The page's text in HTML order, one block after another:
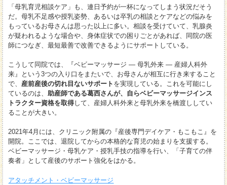
「母乳育児相談ケア」も、連日予約が一杯になってしまう状況だそう
だ。母乳不足感や授乳姿勢、あるいは卒乳の相談とケアなどの悩みを
もっているお母さんは思った以上に多い。相談を受けていて、乳腺炎
が疑われるような場合や、身体症状での困りごとがあれば、同院の医
師につなぎ、最短最善で改善できるようにサポートしている。
こうして同院では、『ベビーマッサージ ― 母乳外来 ― 産婦人科外
来』という3つの入り口をまたいで、お母さんが相互に行き来すること
で、産前産後の切れ目ないサポート を実現している。これを可能にし
ているのは、助産師である葛西さんが、自らベビーマッサージインス
トラクター資格を取得して、産婦人科外来と母乳外来を橋渡ししてい
ることが大きい。
2021年4月には、クリニック附属の『産後専門デイケア・もこもこ』を
開院。ここでは、退院してからの本格的な育児の始まりを支援する。
ベビーマッサージ・母乳ケア・授乳手技の指導を行い、「子育ての伴
奏者」として産後のサポート強化をはかる。
アタッチメント・ベビーマッサージ